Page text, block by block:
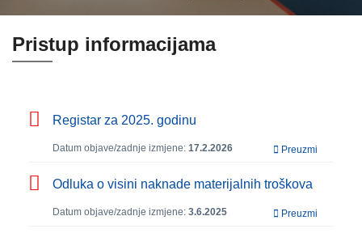
Pristup informacijama
Registar za 2025. godinu
Datum objave/zadnje izmjene: 17.2.2026 Preuzmi
Odluka o visini naknade materijalnih troškova
Datum objave/zadnje izmjene: 3.6.2025 Preuzmi